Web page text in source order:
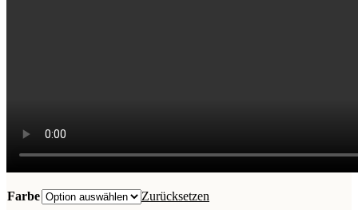
Farbe Zurücksetzen